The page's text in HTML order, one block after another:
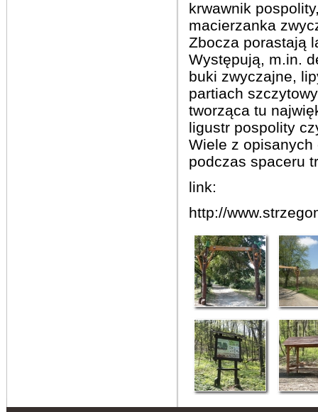
krwawnik
macierzanka
Zbocza porastają
Występują, m.in.
buki zwyczajne,
partiach
tworząca tu
ligustr pospolity
Wiele z
podczas spaceru
link:
http://